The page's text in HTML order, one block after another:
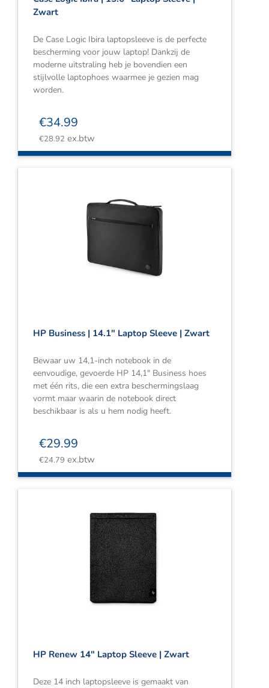
Zwart
De Case Logic Ibira laptopsleeve is de perfecte
bescherming voor jouw laptop! Dankzij de
moderne uitstraling heb je bovendien een
stijlvolle laptophoes waarmee je gezien mag
worden.
€34.99
€28.92 ex.btw
HP Business | 14.1″ Laptop Sleeve | Zwart
Bewaar uw 14,1-inch notebook in de
eenvoudige, gevoerde HP 14,1″ Business hoes
met één rits, die een extra beschermingslaag
vormt maar waarin de notebook direct
beschikbaar is als u hem nodig heeft.
€29.99
€24.79 ex.btw
HP Renew 14″ Laptop Sleeve | Zwart
Deze 14 inch laptopsleeve is gemaakt van